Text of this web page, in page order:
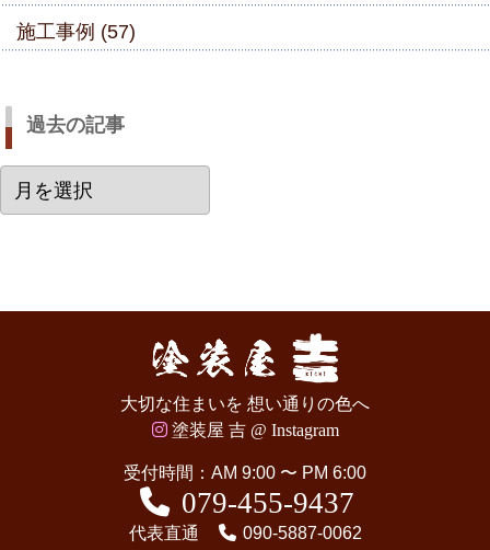
施工事例 (57)
過去の記事
去
大切な住まいを 想い通りの色へ
塗装屋 吉 @ Instagram
受付時間：AM 9:00 〜 PM 6:00
079-455-9437
代表直通 090-5887-0062